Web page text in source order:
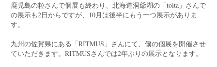
鹿児島の粒さんで個展も終わり、北海道洞爺湖の「toita」さんで
の展示も2日からですが、10月は後半にもう一つ展示がありま
す。
九州の佐賀県にある「RITMUS」さんにて、僕の個展を開催させ
ていただきます。RITMUSさんでは2年ぶりの展示となります。